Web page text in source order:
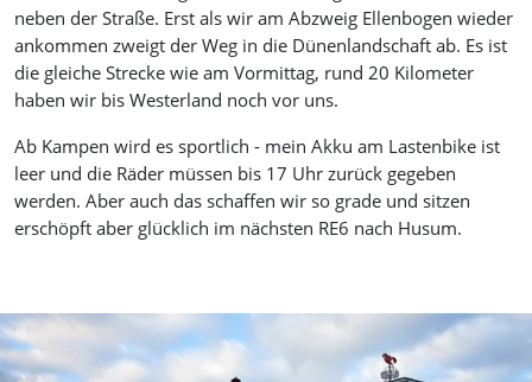
neben der Straße. Erst als wir am Abzweig Ellenbogen wieder
ankommen zweigt der Weg in die Dünenlandschaft ab. Es ist
die gleiche Strecke wie am Vormittag, rund 20 Kilometer
haben wir bis Westerland noch vor uns.
Ab Kampen wird es sportlich - mein Akku am Lastenbike ist
leer und die Räder müssen bis 17 Uhr zurück gegeben
werden. Aber auch das schaffen wir so grade und sitzen
erschöpft aber glücklich im nächsten RE6 nach Husum.